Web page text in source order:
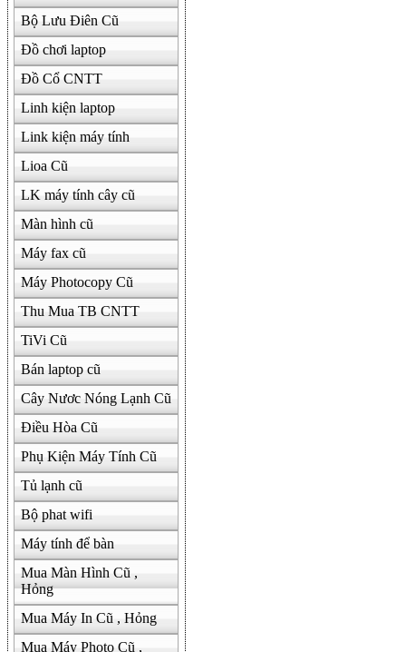
Bộ Lưu Điên Cũ
Đồ chơi laptop
Đồ Cổ CNTT
Linh kiện laptop
Link kiện máy tính
Lioa Cũ
LK máy tính cây cũ
Màn hình cũ
Máy fax cũ
Máy Photocopy Cũ
Thu Mua TB CNTT
TiVi Cũ
Bán laptop cũ
Cây Nươc Nóng Lạnh Cũ
Điều Hòa Cũ
Phụ Kiện Máy Tính Cũ
Tủ lạnh cũ
Bộ phat wifi
Máy tính để bàn
Mua Màn Hình Cũ ,
Hỏng
Mua Máy In Cũ , Hỏng
Mua Máy Photo Cũ ,